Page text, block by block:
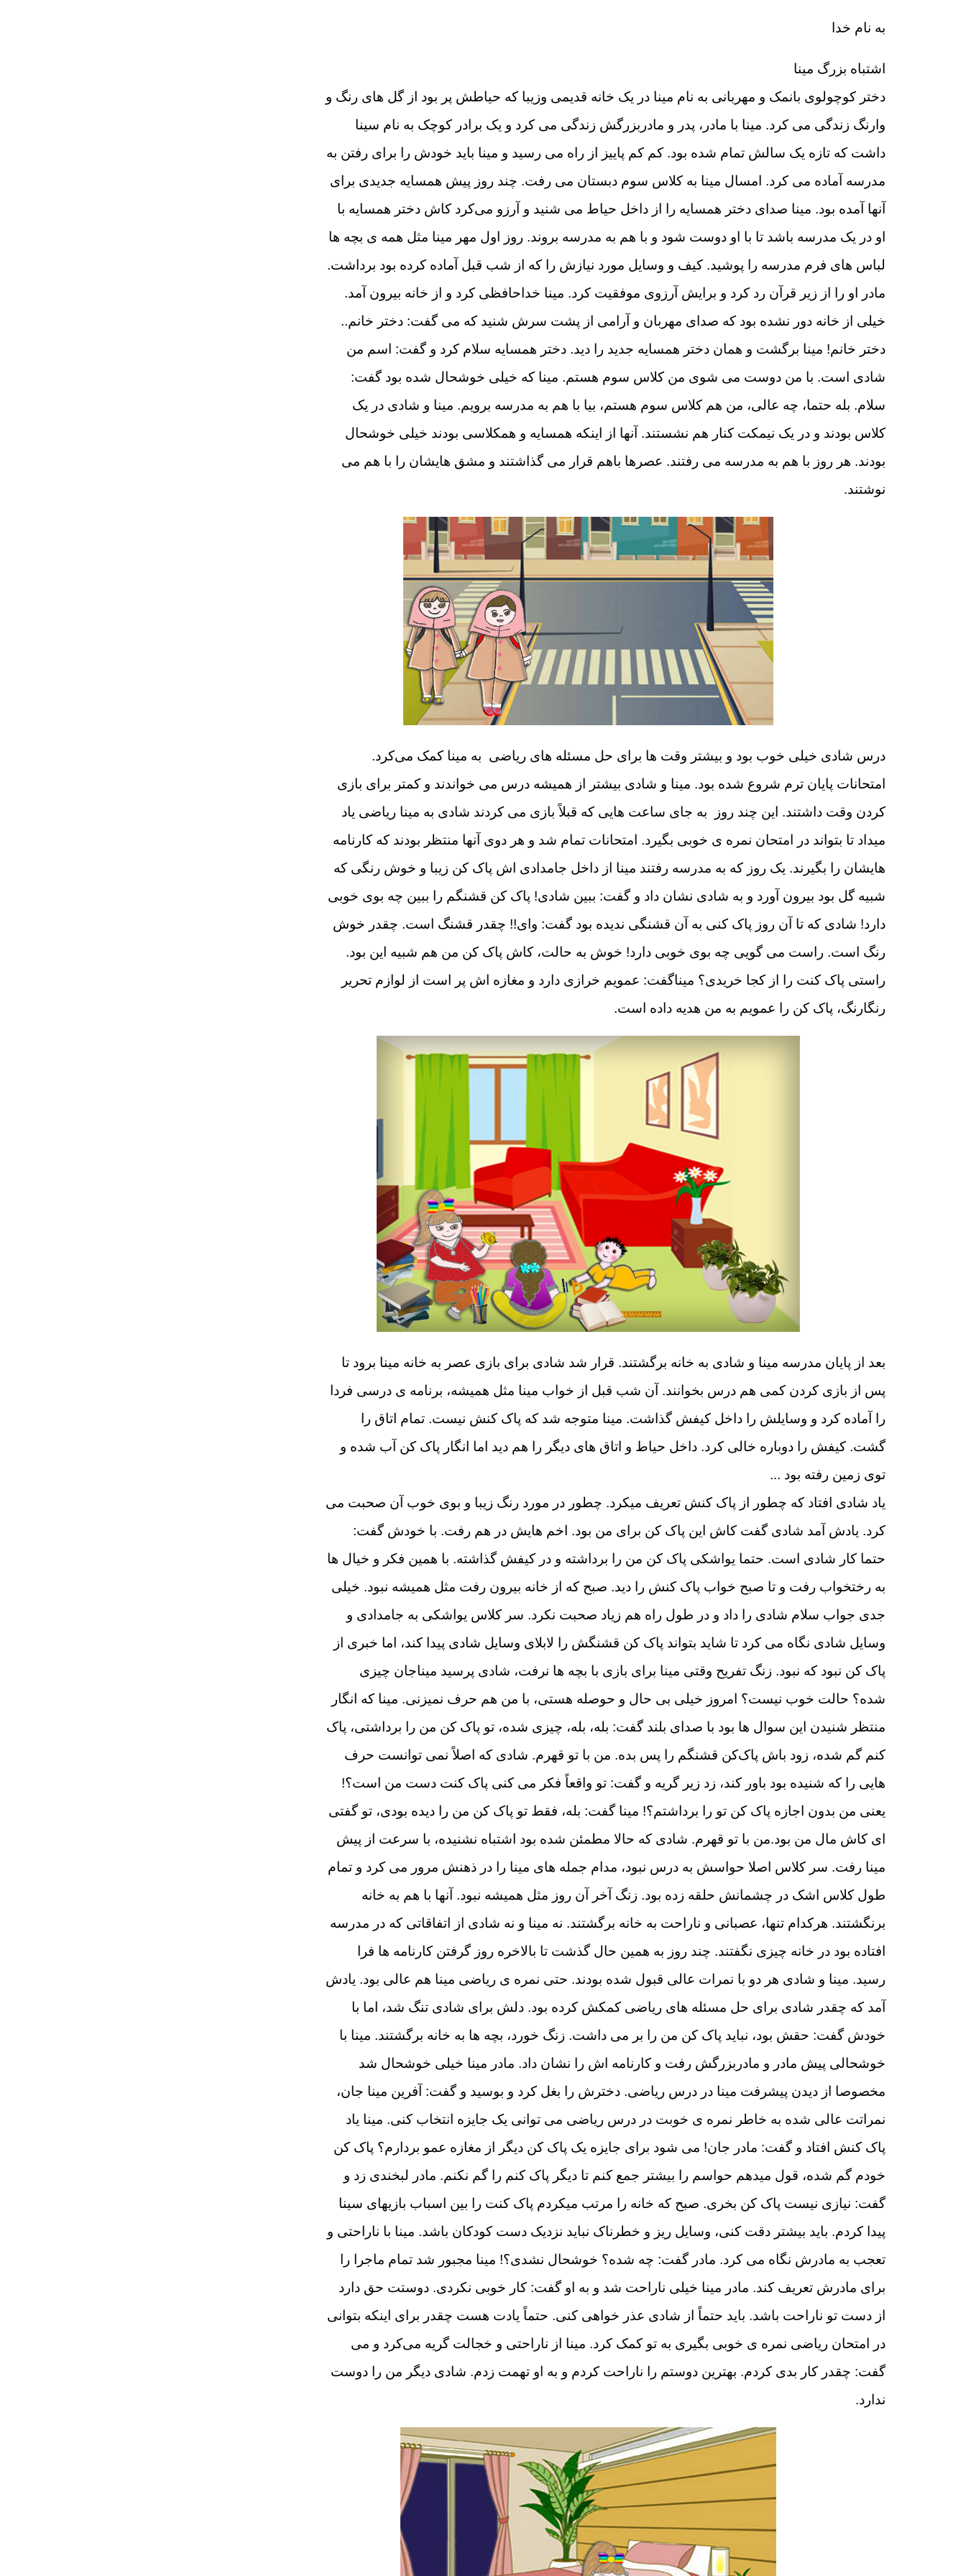
به نام خدا
اشتباه بزرگ مینا
دختر کوچولوی بانمک و مهربانی به نام مینا در یک خانه قدیمی وزیبا که حیاطش پر بود از گل های رنگ و
وارنگ زندگی می کرد. مینا با مادر، پدر و مادربزرگش زندگی می کرد و یک برادر کوچک به نام سینا
داشت که تازه یک سالش تمام شده بود. کم کم پاییز از راه می رسید و مینا باید خودش را برای رفتن به
مدرسه آماده می کرد. امسال مینا به کلاس سوم دبستان می رفت. چند روز پیش همسایه جدیدی برای
آنها آمده بود. مینا صدای دختر همسایه را از داخل حیاط می شنید و آرزو می‌کرد کاش دختر همسایه با
او در یک مدرسه باشد تا با او دوست شود و با هم به مدرسه بروند. روز اول مهر مینا مثل همه ی بچه ها
لباس های فرم مدرسه را پوشید. کیف و وسایل مورد نیازش را که از شب قبل آماده کرده بود برداشت.
مادر او را از زیر قرآن رد کرد و برایش آرزوی موفقیت کرد. مینا خداحافظی کرد و از خانه بیرون آمد.
خیلی از خانه دور نشده بود که صدای مهربان و آرامی از پشت سرش شنید که می گفت: دختر خانم..
دختر خانم! مینا برگشت و همان دختر همسایه جدید را دید. دختر همسایه سلام کرد و گفت: اسم من
شادی است. با من دوست می شوی من کلاس سوم هستم. مینا که خیلی خوشحال شده بود گفت:
سلام. بله حتما، چه عالی، من هم کلاس سوم هستم، بیا با هم به مدرسه برویم. مینا و شادی در یک
کلاس بودند و در یک نیمکت کنار هم نشستند. آنها از اینکه همسایه و همکلاسی بودند خیلی خوشحال
بودند. هر روز با هم به مدرسه می رفتند. عصرها باهم قرار می گذاشتند و مشق هایشان را با هم می
نوشتند.
درس شادی خیلی خوب بود و بیشتر وقت ها برای حل مسئله های ریاضی ‏ به مینا کمک می‌کرد.
امتحانات پایان ترم شروع شده بود. مینا و شادی بیشتر از همیشه درس می خواندند و کمتر برای بازی
کردن وقت داشتند. این چند روز به جای ساعت هایی که قبلاً بازی می کردند شادی به مینا ریاضی یاد
میداد تا بتواند در امتحان نمره ی خوبی بگیرد. امتحانات تمام شد و هر دوی آنها منتظر بودند که کارنامه
هایشان را بگیرند. یک روز که به مدرسه رفتند مینا از داخل جامدادی اش پاک کن زیبا و خوش رنگی که
‌شبیه گل بود بیرون آورد و به شادی نشان داد و گفت: ببین شادی! پاک کن قشنگم را ببین چه بوی خوبی
دارد! شادی که تا آن روز پاک کنی به آن قشنگی ندیده بود گفت: وای!! چقدر قشنگ است. چقدر خوش
رنگ است. راست می گویی چه بوی خوبی دارد! خوش به حالت، کاش پاک کن من هم شبیه این بود.
راستی پاک کنت را از کجا خریدی؟ میناگفت: عمویم خرازی دارد و مغازه اش پر است از لوازم تحریر
رنگارنگ، پاک کن را عمویم به من هدیه داده است.
بعد از پایان مدرسه مینا و شادی به خانه برگشتند. قرار شد شادی برای بازی عصر به خانه مینا برود تا
پس از بازی کردن کمی هم درس بخوانند. آن شب قبل از خواب مینا مثل همیشه، برنامه ی درسی فردا
را آماده کرد و وسایلش را داخل کیفش گذاشت. مینا متوجه شد که پاک کنش نیست. تمام اتاق را
گشت. کیفش را دوباره خالی کرد. داخل حیاط و اتاق های دیگر را هم دید اما انگار پاک کن آب شده و
توی زمین رفته بود ...
یاد شادی افتاد که چطور از پاک کنش تعریف میکرد. چطور در مورد رنگ زیبا و بوی خوب آن صحبت می
کرد. یادش آمد شادی گفت کاش این پاک کن برای من بود. اخم هایش در هم رفت. با خودش گفت:
حتما کار شادی است. حتما یواشکی پاک کن من را برداشته و در کیفش گذاشته. با همین فکر و خیال ها
به رختخواب رفت و تا صبح خواب پاک کنش را دید. صبح که از خانه بیرون رفت مثل همیشه نبود. خیلی
جدی جواب سلام شادی را داد و در طول راه هم زیاد صحبت نکرد. سر کلاس یواشکی به جامدادی و
وسایل شادی نگاه می کرد تا شاید بتواند پاک کن قشنگش را لابلای وسایل شادی پیدا کند، اما خبری از
پاک کن نبود که نبود. زنگ تفریح وقتی مینا برای بازی با بچه ها نرفت، شادی پرسید میناجان چیزی
شده؟ حالت خوب نیست؟ امروز خیلی بی حال و حوصله هستی، با من هم حرف نمیزنی. مینا که انگار
منتظر شنیدن این سوال ها بود با صدای بلند گفت: بله، بله، چیزی شده، تو پاک کن من را برداشتی، پاک
کنم گم شده، زود باش پاک‌کن قشنگم را پس بده. من با تو قهرم. شادی که اصلاً نمی توانست حرف
هایی را که شنیده بود باور کند، زد زیر گریه و گفت: تو واقعاً فکر می کنی پاک کنت دست من است؟!
یعنی من بدون اجازه پاک کن تو را برداشتم؟! مینا گفت: بله، فقط تو پاک کن من را دیده بودی، تو گفتی
ای کاش مال من بود.من با تو قهرم. شادی که حالا مطمئن شده بود اشتباه نشنیده، با سرعت از پیش
مینا رفت. سر کلاس اصلا حواسش به درس نبود، مدام جمله های مینا را در ذهنش مرور می کرد و تمام
طول کلاس اشک در چشمانش حلقه زده بود. زنگ آخر آن روز مثل همیشه نبود. آنها با هم به خانه
برنگشتند. هرکدام تنها، عصبانی و ناراحت به خانه برگشتند. نه مینا و نه شادی از اتفاقاتی که در مدرسه
افتاده بود در خانه چیزی نگفتند. چند روز به همین حال گذشت تا بالاخره روز گرفتن کارنامه ها فرا
رسید. مینا و شادی هر دو با نمرات عالی قبول شده بودند. حتی نمره ی ریاضی مینا هم عالی بود. یادش
آمد که چقدر شادی برای حل مسئله های ریاضی کمکش کرده بود. دلش برای شادی تنگ شد، اما با
خودش گفت: حقش بود، نباید پاک کن من را بر می داشت. زنگ خورد، بچه ها به خانه برگشتند. مینا با
خوشحالی پیش مادر و مادربزرگش رفت و کارنامه اش را نشان داد. مادر مینا خیلی خوشحال شد
مخصوصا از دیدن پیشرفت مینا در درس ریاضی. دخترش را بغل کرد و بوسید و گفت: آفرین مینا جان،
نمراتت عالی شده به خاطر نمره ی خوبت در درس ریاضی می توانی یک جایزه انتخاب کنی. مینا یاد
پاک کنش افتاد و گفت: مادر جان! می شود برای جایزه یک پاک کن دیگر از مغازه عمو بردارم؟ پاک کن
خودم گم شده، قول میدهم حواسم را بیشتر جمع کنم تا دیگر پاک کنم را گم نکنم. مادر لبخندی زد و
گفت: نیازی نیست پاک کن بخری. صبح که خانه را مرتب میکردم پاک کنت را بین اسباب بازیهای سینا
پیدا کردم. باید بیشتر دقت کنی، وسایل ریز و خطرناک نباید نزدیک دست کودکان باشد. مینا با ناراحتی و
تعجب به مادرش نگاه می کرد. مادر گفت: چه شده؟ خوشحال نشدی؟! مینا مجبور شد تمام ماجرا را
برای مادرش تعریف کند. مادر مینا خیلی ناراحت شد و به او گفت: کار خوبی نکردی. دوستت حق دارد
از دست تو ناراحت باشد. باید حتماً از شادی عذر خواهی کنی. حتماً یادت هست چقدر برای اینکه بتوانی
در امتحان ریاضی نمره ی خوبی بگیری به تو کمک کرد. مینا از ناراحتی و خجالت گریه می‌کرد و می
گفت: چقدر کار بدی کردم. بهترین دوستم را ناراحت کردم و به او تهمت زدم. شادی دیگر من را دوست
ندارد.